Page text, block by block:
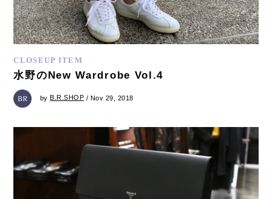
CLOSEUP ITEM
水野のNew Wardrobe Vol.4
by B.R.SHOP / Nov 29, 2018